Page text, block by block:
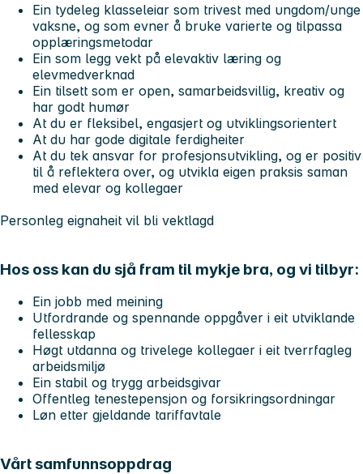
Ein tydeleg klasseleiar som trivest med ungdom/unge
vaksne, og som evner å bruke varierte og tilpassa
opplæringsmetodar
Ein som legg vekt på elevaktiv læring og
elevmedverknad
Ein tilsett som er open, samarbeidsvillig, kreativ og
har godt humør
At du er fleksibel, engasjert og utviklingsorientert
At du har gode digitale ferdigheiter
At du tek ansvar for profesjonsutvikling, og er positiv
til å reflektera over, og utvikla eigen praksis saman
med elevar og kollegaer
Personleg eignaheit vil bli vektlagd
Hos oss kan du sjå fram til mykje bra, og vi tilbyr:
Ein jobb med meining
Utfordrande og spennande oppgåver i eit utviklande
fellesskap
Høgt utdanna og trivelege kollegaer i eit tverrfagleg
arbeidsmiljø
Ein stabil og trygg arbeidsgivar
Offentleg tenestepensjon og forsikringsordningar
Løn etter gjeldande tariffavtale
Vårt samfunnsoppdrag